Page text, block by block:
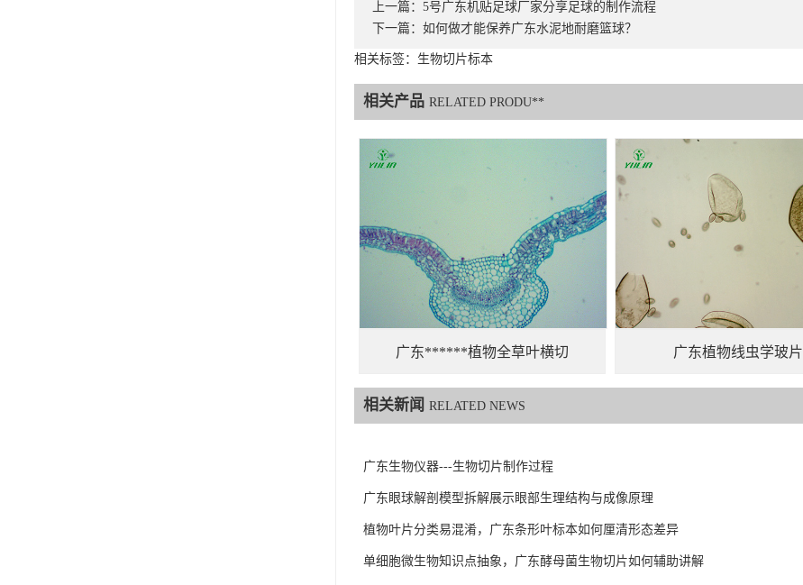
上一篇： 5号广东机贴足球厂家分享足球的制作流程
下一篇： 如何做才能保养广东水泥地耐磨篮球？
相关标签：生物切片标本
相关产品 RELATED PRODU**
广东******植物全草叶横切 广东植物线虫学玻片
相关新闻 RELATED NEWS
广东生物仪器---生物切片制作过程
广东眼球解剖模型拆解展示眼部生理结构与成像原理
植物叶片分类易混淆，广东条形叶标本如何厘清形态差异
单细胞微生物知识点抽象，广东酵母菌生物切片如何辅助讲解